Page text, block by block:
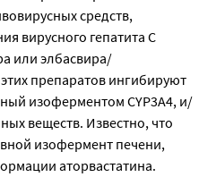
средств,
вирусного гепатита С
или элбасвира/
препаратов ингибируют
изоферментом CYP3A4, и/
веществ. Известно, что
изофермент печени,
аторвастатина.